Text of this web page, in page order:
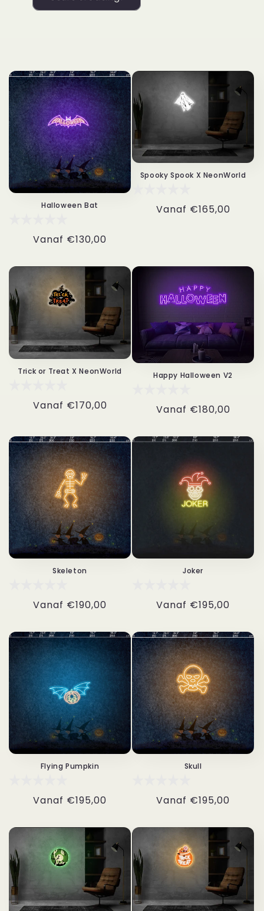
Halloween Bat
Normale
Vanaf €130,00
Spooky Spook X NeonWorld
Normale
Vanaf €165,00
Trick or Treat X NeonWorld
Normale
Vanaf €170,00
Happy Halloween V2
Normale
Vanaf €180,00
Skeleton
Normale
Vanaf €190,00
Joker
Normale
Vanaf €195,00
Flying Pumpkin
Normale
Vanaf €195,00
Skull
Normale
Vanaf €195,00